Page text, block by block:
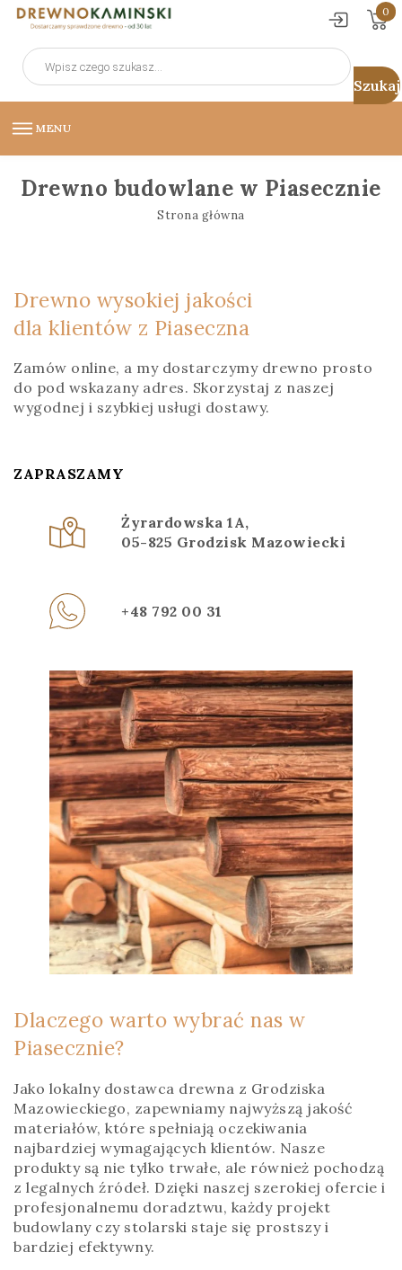
0
Wyszukiwarka
produktów
MENU
Drewno budowlane w Piasecznie
Strona główna
Drewno wysokiej jakości
dla klientów z Piaseczna
Zamów online, a my dostarczymy drewno prosto
do pod wskazany adres. Skorzystaj z naszej
wygodnej i szybkiej usługi dostawy.
ZAPRASZAMY
Żyrardowska 1A,
05-825 Grodzisk Mazowiecki
+48 792 00 31
Dlaczego warto wybrać nas w
Piasecznie?
Jako lokalny dostawca drewna z Grodziska
Mazowieckiego, zapewniamy najwyższą jakość
materiałów, które spełniają oczekiwania
najbardziej wymagających klientów. Nasze
produkty są nie tylko trwałe, ale również pochodzą
z legalnych źródeł. Dzięki naszej szerokiej ofercie i
profesjonalnemu doradztwu, każdy projekt
budowlany czy stolarski staje się prostszy i
bardziej efektywny.